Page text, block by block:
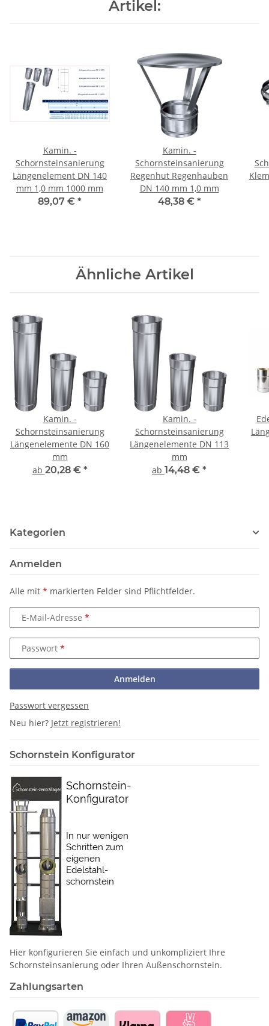
Artikel:
Kamin. -
Schornsteinsanierung
Längenelement DN 140
mm 1,0 mm 1000 mm
89,07 € *
Kamin. -
Schornsteinsanierung
Regenhut Regenhauben
DN 140 mm 1,0 mm
48,38 € *
Ähnliche Artikel
Kamin. -
Schornsteinsanierung
Längenelemente DN 160
mm
ab 20,28 € *
Kamin. -
Schornsteinsanierung
Längenelemente DN 113
mm
ab 14,48 € *
Kategorien
Anmelden
Alle mit * markierten Felder sind Pflichtfelder.
E-Mail-Adresse
Passwort
Anmelden
Passwort vergessen
Neu hier? Jetzt registrieren!
Schornstein Konfigurator
Hier konfigurieren Sie einfach und unkompliziert Ihre
Schornstein­sanierung oder Ihren Außenschornstein.
Zahlungsarten